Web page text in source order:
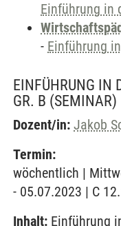
Einführung in
- Einführung
EINFÜHRUNG IN
GR. B (SEMINAR)
Dozent/in: Jakob
Termin:
wöchentlich |
- 05.07.2023 | C
Inhalt: Einführung